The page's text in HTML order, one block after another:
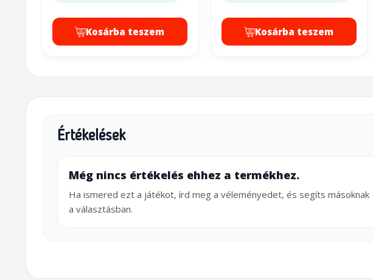
Kosárba teszem Kosárba teszem
Értékelések
Még nincs értékelés ehhez a termékhez.
Ha ismered ezt a játékot, írd meg a véleményedet, és segíts másoknak
a választásban.